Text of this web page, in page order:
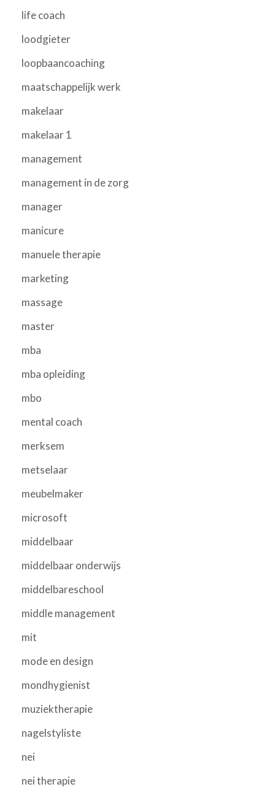
life coach
loodgieter
loopbaancoaching
maatschappelijk werk
makelaar
makelaar 1
management
management in de zorg
manager
manicure
manuele therapie
marketing
massage
master
mba
mba opleiding
mbo
mental coach
merksem
metselaar
meubelmaker
microsoft
middelbaar
middelbaar onderwijs
middelbareschool
middle management
mit
mode en design
mondhygienist
muziektherapie
nagelstyliste
nei
nei therapie